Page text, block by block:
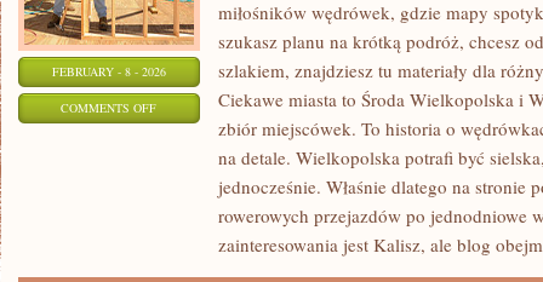
FEBRUARY - 8 - 2026
COMMENTS OFFON
SZAMOTUŁY
miłośników wędrówek, gdzie mapy
szukasz planu na krótką podróż, chcesz
szlakiem, znajdziesz tu materiały dla
Ciekawe miasta to Środa Wielkopolska i
zbiór miejscówek. To historia o
na detale. Wielkopolska potrafi być
jednocześnie. Właśnie dlatego na stronie
rowerowych przejazdów po jednodniowe
zainteresowania jest Kalisz, ale blog